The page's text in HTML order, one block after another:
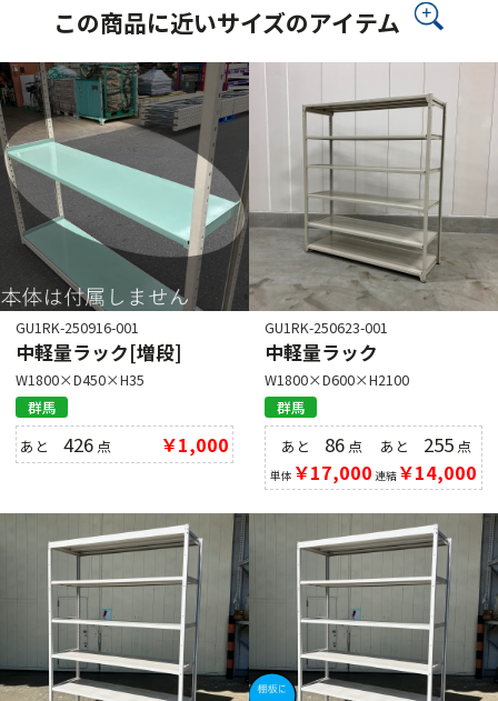
この商品に近いサイズのアイテム
GU1RK-250916-001
中軽量ラック[増段]
W1800×D450×H35
群馬
あと426 点 ￥1,000
GU1RK-250623-001
中軽量ラック
W1800×D600×H2100
群馬
あと 86点
単体 ￥17,000
あと 255点
連結￥14,000